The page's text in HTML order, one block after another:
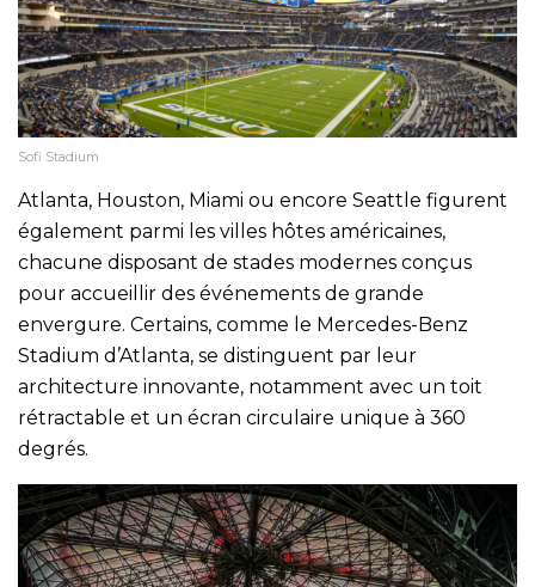
Sofi Stadium
Atlanta, Houston, Miami ou encore Seattle figurent
également parmi les villes hôtes américaines,
chacune disposant de stades modernes conçus
pour accueillir des événements de grande
envergure. Certains, comme le Mercedes-Benz
Stadium d’Atlanta, se distinguent par leur
architecture innovante, notamment avec un toit
rétractable et un écran circulaire unique à 360
degrés.